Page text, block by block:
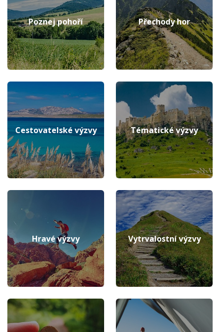
Poznej pohoří Přechody hor
Cestovatelské výzvy Tématické výzvy
Hravé výzvy Vytrvalostní výzvy